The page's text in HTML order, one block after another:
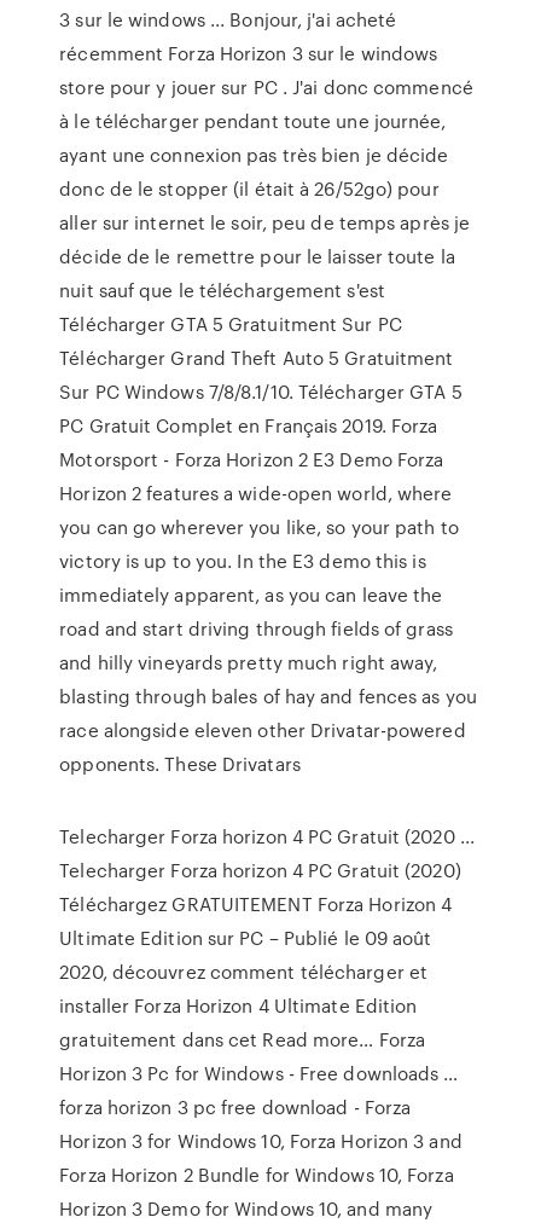
3 sur le windows ... Bonjour, j'ai acheté
récemment Forza Horizon 3 sur le windows
store pour y jouer sur PC . J'ai donc commencé
à le télécharger pendant toute une journée,
ayant une connexion pas très bien je décide
donc de le stopper (il était à 26/52go) pour
aller sur internet le soir, peu de temps après je
décide de le remettre pour le laisser toute la
nuit sauf que le téléchargement s'est
Télécharger GTA 5 Gratuitment Sur PC
Télécharger Grand Theft Auto 5 Gratuitment
Sur PC Windows 7/8/8.1/10. Télécharger GTA 5
PC Gratuit Complet en Français 2019. Forza
Motorsport - Forza Horizon 2 E3 Demo Forza
Horizon 2 features a wide-open world, where
you can go wherever you like, so your path to
victory is up to you. In the E3 demo this is
immediately apparent, as you can leave the
road and start driving through fields of grass
and hilly vineyards pretty much right away,
blasting through bales of hay and fences as you
race alongside eleven other Drivatar-powered
opponents. These Drivatars
Telecharger Forza horizon 4 PC Gratuit (2020 ...
Telecharger Forza horizon 4 PC Gratuit (2020)
Téléchargez GRATUITEMENT Forza Horizon 4
Ultimate Edition sur PC – Publié le 09 août
2020, découvrez comment télécharger et
installer Forza Horizon 4 Ultimate Edition
gratuitement dans cet Read more… Forza
Horizon 3 Pc for Windows - Free downloads …
forza horizon 3 pc free download - Forza
Horizon 3 for Windows 10, Forza Horizon 3 and
Forza Horizon 2 Bundle for Windows 10, Forza
Horizon 3 Demo for Windows 10, and many